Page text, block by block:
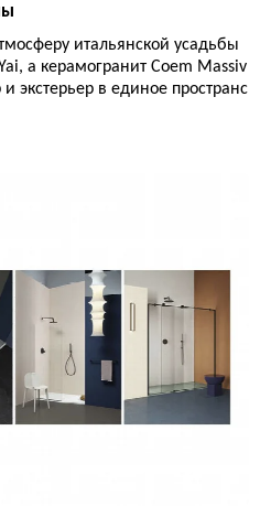
итальянской усадьбы
а керамогранит Coem Massiv
экстерьер в единое пространс